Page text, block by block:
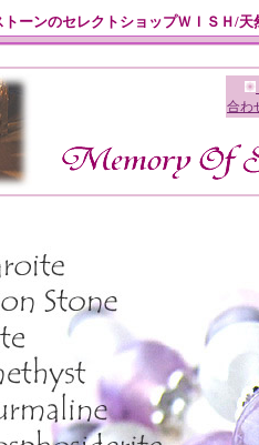
ーンのセレクトショップＷＩＳＨ/
合わ